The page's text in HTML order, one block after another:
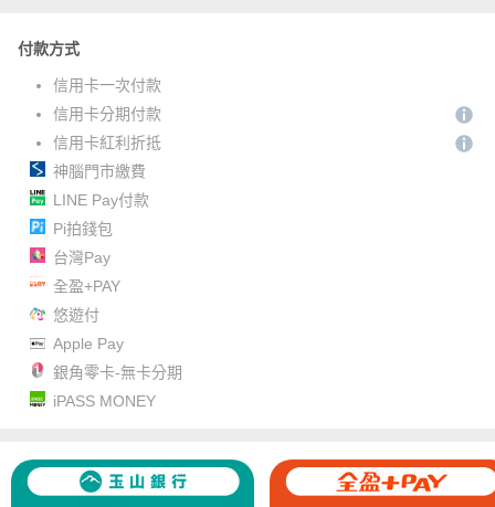
付款方式
信用卡一次付款
信用卡分期付款
信用卡紅利折抵
神腦門市繳費
LINE Pay付款
Pi拍錢包
台灣Pay
全盈+PAY
悠遊付
Apple Pay
銀角零卡-無卡分期
iPASS MONEY